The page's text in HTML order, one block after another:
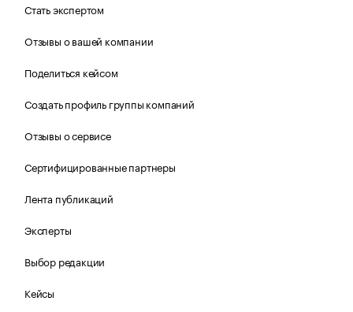
Стать экспертом
Отзывы о вашей компании
Поделиться кейсом
Создать профиль группы компаний
Отзывы о сервисе
Сертифицированные партнеры
Лента публикаций
Эксперты
Выбор редакции
Кейсы